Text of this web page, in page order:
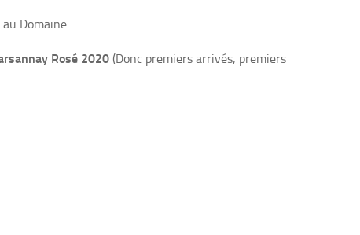
Domaine.
Rosé 2020(Donc premiers arrivés, premiers